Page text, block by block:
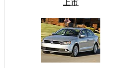
上市